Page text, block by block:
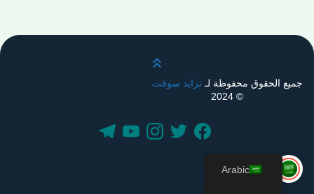
قم بالتمرير لأعلى
جميع الحقوق محفوظة لـترايد سوفت
© 2024
Arabic